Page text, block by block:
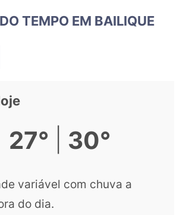
TEMPO EM BAILIQUE
27° 30°
variável com chuva a
do dia.